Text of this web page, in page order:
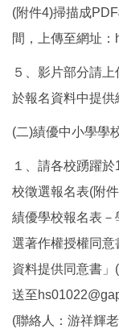
(附件4)掃描成
間，上傳至網址
５、影片部分請
於報名資料中提供
(二)績優中小學學
１、請各校踴躍
校徵選報名表(附
績優學校報名表
選著作權授權同意
資料提供同意書
送至
(聯絡人：游祥輝